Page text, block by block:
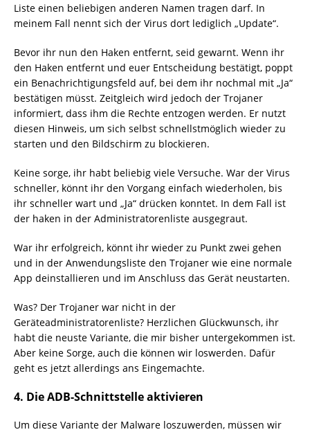
Liste einen beliebigen anderen Namen tragen darf. In
meinem Fall nennt sich der Virus dort lediglich „Update“.
Bevor ihr nun den Haken entfernt, seid gewarnt. Wenn ihr
den Haken entfernt und euer Entscheidung bestätigt, poppt
ein Benachrichtigungsfeld auf, bei dem ihr nochmal mit „Ja“
bestätigen müsst. Zeitgleich wird jedoch der Trojaner
informiert, dass ihm die Rechte entzogen werden. Er nutzt
diesen Hinweis, um sich selbst schnellstmöglich wieder zu
starten und den Bildschirm zu blockieren.
Keine sorge, ihr habt beliebig viele Versuche. War der Virus
schneller, könnt ihr den Vorgang einfach wiederholen, bis
ihr schneller wart und „Ja“ drücken konntet. In dem Fall ist
der haken in der Administratorenliste ausgegraut.
War ihr erfolgreich, könnt ihr wieder zu Punkt zwei gehen
und in der Anwendungsliste den Trojaner wie eine normale
App deinstallieren und im Anschluss das Gerät neustarten.
Was? Der Trojaner war nicht in der
Geräteadministratorenliste? Herzlichen Glückwunsch, ihr
habt die neuste Variante, die mir bisher untergekommen ist.
Aber keine Sorge, auch die können wir loswerden. Dafür
geht es jetzt allerdings ans Eingemachte.
4. Die ADB-Schnittstelle aktivieren
Um diese Variante der Malware loszuwerden, müssen wir